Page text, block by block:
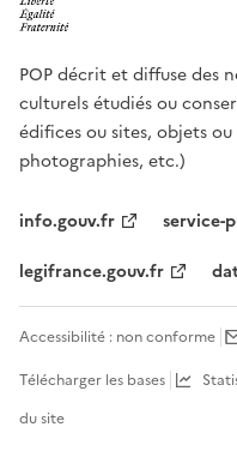
POP décrit et diffuse des
culturels étudiés ou
édifices ou sites, objets
photographies, etc.)
info.gouv.fr
service-
legifrance.gouv.fr
Accessibilité : non conforme
Télécharger les bases
du site